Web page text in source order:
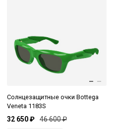
Солнцезащитные очки Bottega
Veneta 1183S
32 650 ₽ 46 600 ₽